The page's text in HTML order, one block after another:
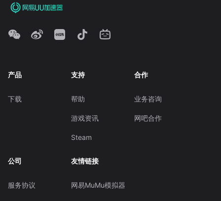
产品
下载
支持
帮助
游戏资讯
Steam
合作
业务咨询
网吧合作
公司
服务协议
友情链接
网易MuMu模拟器